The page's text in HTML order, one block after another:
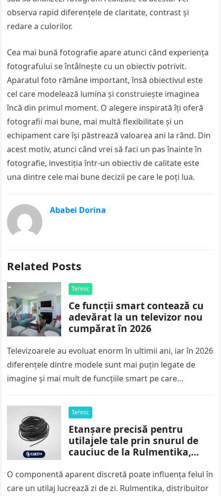
observa rapid diferențele de claritate, contrast și
redare a culorilor.
Cea mai bună fotografie apare atunci când experiența
fotografului se întâlnește cu un obiectiv potrivit.
Aparatul foto rămâne important, însă obiectivul este
cel care modelează lumina și construiește imaginea
încă din primul moment. O alegere inspirată îți oferă
fotografii mai bune, mai multă flexibilitate și un
echipament care își păstrează valoarea ani la rând. Din
acest motiv, atunci când vrei să faci un pas înainte în
fotografie, investiția într-un obiectiv de calitate este
una dintre cele mai bune decizii pe care le poți lua.
Ababei Dorina
Related Posts
Tehnic
Ce funcții smart contează cu
adevărat la un televizor nou
cumpărat în 2026
Televizoarele au evoluat enorm în ultimii ani, iar în 2026
diferențele dintre modele sunt mai puțin legate de
imagine și mai mult de funcțiile smart pe care…
Tehnic
Etanșare precisă pentru
utilajele tale prin snurul de
cauciuc de la Rulmentika,
O componentă aparent discretă poate influența felul în
care un utilaj lucrează zi de zi. Rulmentika, distribuitor